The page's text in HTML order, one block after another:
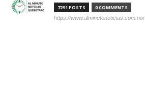
7291 POSTS 0 COMMENTS
https://www.alminutonoticias.com.mx